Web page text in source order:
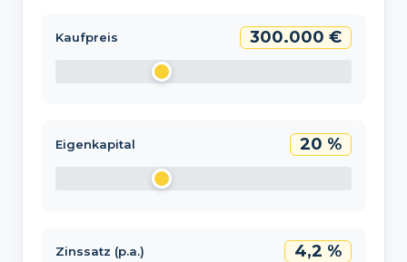
Kaufpreis 300.000 €
Eigenkapital 20 %
Zinssatz (p.a.) 4,2 %